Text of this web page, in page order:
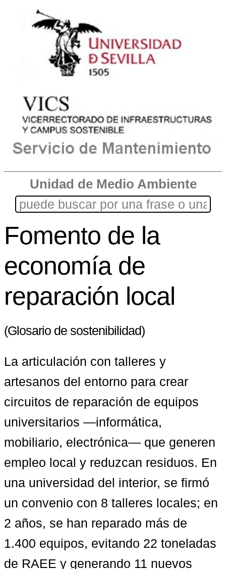
Unidad de Medio Ambiente
Fomento de la
economía de
reparación local
(Glosario de sostenibilidad)
La articulación con talleres y
artesanos del entorno para crear
circuitos de reparación de equipos
universitarios —informática,
mobiliario, electrónica— que generen
empleo local y reduzcan residuos. En
una universidad del interior, se firmó
un convenio con 8 talleres locales; en
2 años, se han reparado más de
1.400 equipos, evitando 22 toneladas
de RAEE y generando 11 nuevos